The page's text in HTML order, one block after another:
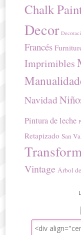
Chalk
Decor
Francés
Imprimibles
Navidad
Pintura de leche
Retapizado San
Vintage Árbol